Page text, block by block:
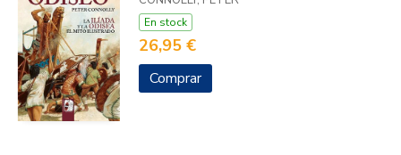
En stock
26,95 €
Comprar